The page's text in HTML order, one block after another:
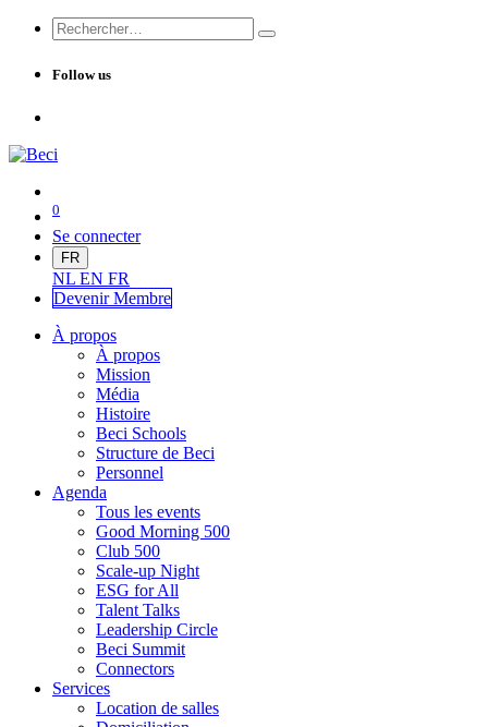
Follow us
0
Se connecter
FR
NL EN FR
Devenir Membre
À propos
À propos
Mission
Média
Histoire
Beci Schools
Structure de Beci
Personnel
Agenda
Tous les events
Good Morning 500
Club 500
Scale-up Night
ESG for All
Talent Talks
Leadership Circle
Beci Summit
Connectors
Services
Location de salles